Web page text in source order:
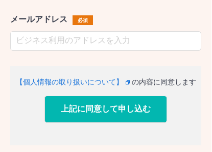
メールアドレス 必須
【個人情報の取り扱いについて】 の内容に同意します